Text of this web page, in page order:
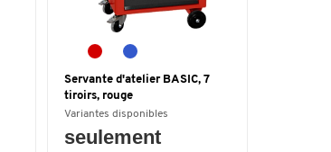
Servante d'atelier BASIC, 7
tiroirs, rouge
Variantes disponibles
seulement